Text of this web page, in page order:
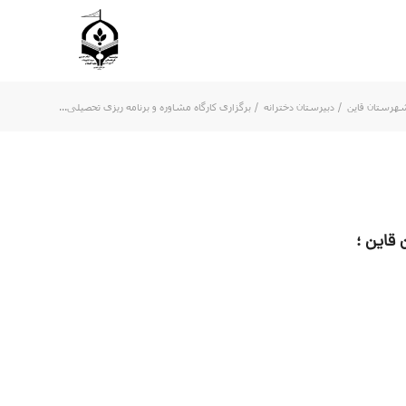
قاین / دبیرستان دخترانه / برگزاری کارگاه مشاوره و برنامه ریزی تحصیلی...
قاین ؛